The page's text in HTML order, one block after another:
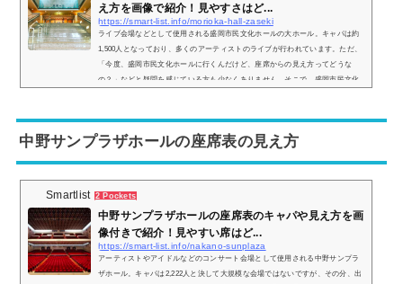
え方を画像で紹介！見やすさはど...
https://smart-list.info/morioka-hall-zaseki
ライブ会場などとして使用される盛岡市民文化ホールの大ホール。キャパは約
1,500人となっており、多くのアーティストのライブが行われています。ただ、
「今度、盛岡市民文化ホールに行くんだけど、座席からの見え方ってどうな
の？」などと疑問を感じている方も少なくありません。そこで、盛岡市民文化
座席は ...
中野サンプラザホールの座席表の見え方
Smartlist 2 Pockets
中野サンプラザホールの座席表のキャパや見え方を画
像付きで紹介！見やすい席はど...
https://smart-list.info/nakano-sunplaza
アーティストやアイドルなどのコンサート会場として使用される中野サンプラ
ザホール。キャパは2,222人と決して大規模な会場ではないですが、その分、出